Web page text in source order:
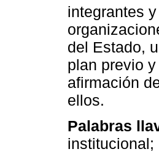
integrantes
del Estado,
plan previo
afirmación
ellos.
Palabras